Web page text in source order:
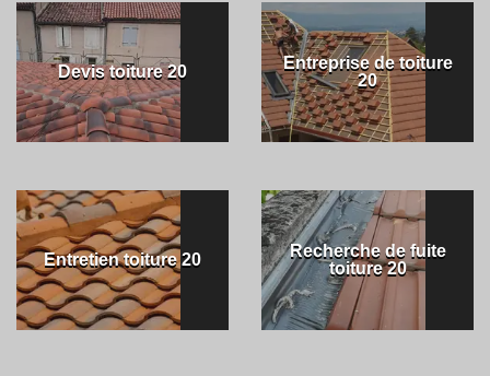
Devis toiture 20
Entreprise de toiture
20
Entretien toiture 20
Recherche de fuite
toiture 20